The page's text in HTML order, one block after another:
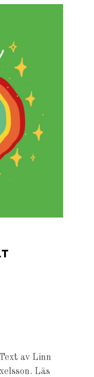
av Linn
Läs